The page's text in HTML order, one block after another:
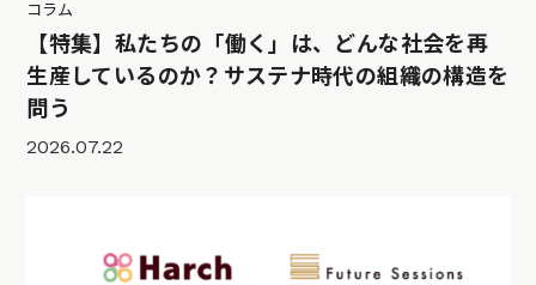
コラム
【特集】私たちの「働く」は、どんな社会を再
生産しているのか？サステナ時代の組織の構造を
問う
2026.07.22